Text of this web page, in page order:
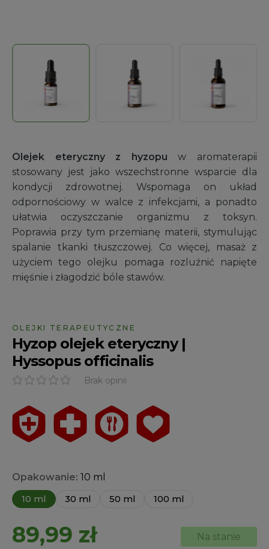
Olejek eteryczny z hyzopu w aromaterapii
stosowany jest jako wszechstronne wsparcie dla
kondycji zdrowotnej. Wspomaga on układ
odpornościowy w walce z infekcjami, a ponadto
ułatwia oczyszczanie organizmu z toksyn.
Poprawia przy tym przemianę materii, stymulując
spalanie tkanki tłuszczowej. Co więcej, masaż z
użyciem tego olejku pomaga rozluźnić napięte
mięśnie i złagodzić bóle stawów.
OLEJKI TERAPEUTYCZNE
Hyzop olejek eteryczny |
Hyssopus officinalis
Brak opinii
Opakowanie: 10 ml
10 ml
30 ml 50 ml 100 ml
89,99 zł Na stanie